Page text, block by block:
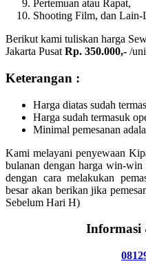
Pertemuan atau Rapat,
Shooting Film, dan Lain-
Berikut kami tuliskan harga
Jakarta Pusat Rp. 350.000,- /
Keterangan :
Harga diatas sudah
Harga sudah termasuk
Minimal pemesanan
Kami melayani penyewaan
bulanan dengan harga win-
dengan cara melakukan
besar akan berikan jika
Sebelum Hari H)
Informasi